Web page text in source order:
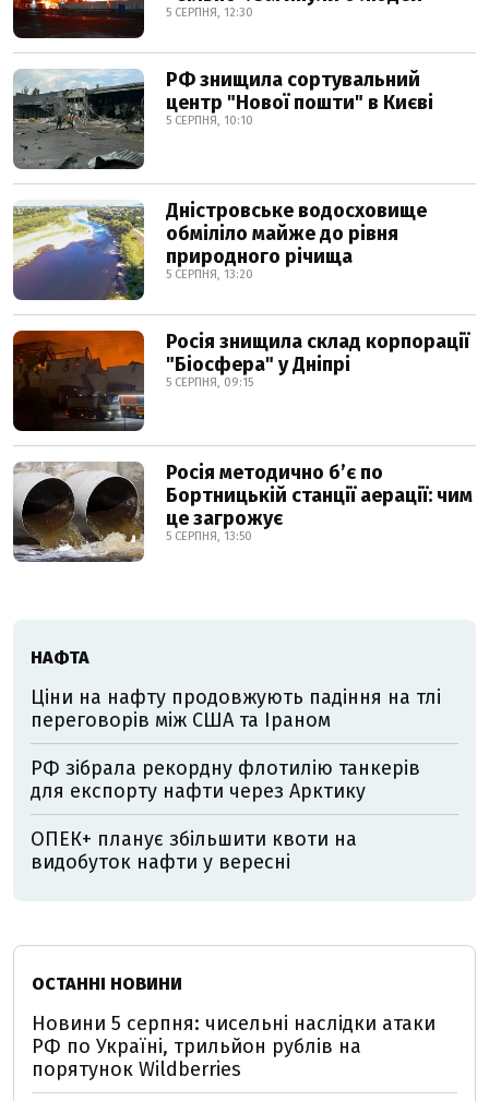
5 СЕРПНЯ, 12:30
РФ знищила сортувальний
центр "Нової пошти" в Києві
5 СЕРПНЯ, 10:10
Дністровське водосховище
обміліло майже до рівня
природного річища
5 СЕРПНЯ, 13:20
Росія знищила склад корпорації
"Біосфера" у Дніпрі
5 СЕРПНЯ, 09:15
Росія методично б’є по
Бортницькій станції аерації: чим
це загрожує
5 СЕРПНЯ, 13:50
НАФТА
Ціни на нафту продовжують падіння на тлі
переговорів між США та Іраном
РФ зібрала рекордну флотилію танкерів
для експорту нафти через Арктику
ОПЕК+ планує збільшити квоти на
видобуток нафти у вересні
ОСТАННІ НОВИНИ
Новини 5 серпня: чисельні наслідки атаки
РФ по Україні, трильйон рублів на
порятунок Wildberries